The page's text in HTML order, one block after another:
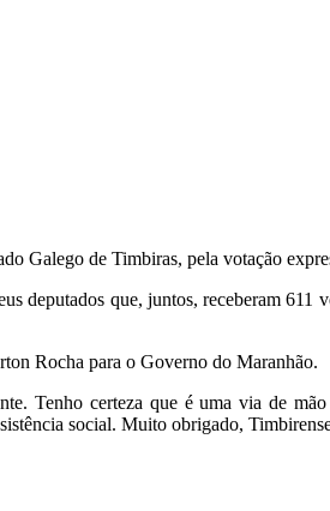
Galego de Timbiras, pela votação
deputados que, juntos, receberam
Rocha para o Governo do Maranhão.
Tenho certeza que é uma via de
social. Muito obrigado,